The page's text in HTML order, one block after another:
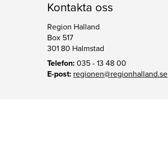
Kontakta oss
Region Halland
Box 517
301 80 Halmstad
Telefon: 035 - 13 48 00
E-post: regionen@regionhalland.se